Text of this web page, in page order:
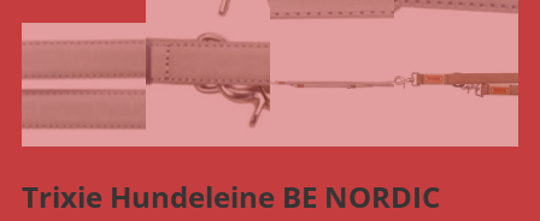
Trixie Hundeleine BE NORDIC